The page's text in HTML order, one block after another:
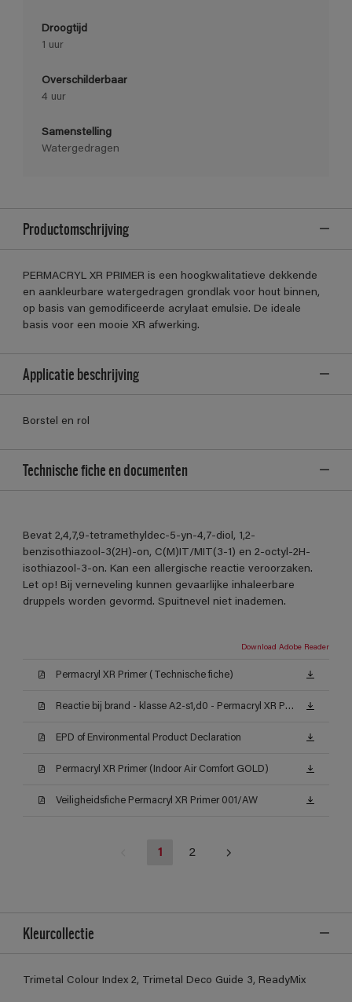
Droogtijd
1 uur
Overschilderbaar
4 uur
Samenstelling
Watergedragen
Productomschrijving
PERMACRYL XR PRIMER is een hoogkwalitatieve dekkende
en aankleurbare watergedragen grondlak voor hout binnen,
op basis van gemodificeerde acrylaat emulsie. De ideale
basis voor een mooie XR afwerking.
Applicatie beschrijving
Borstel en rol
Technische fiche en documenten
Bevat 2,4,7,9-tetramethyldec-5-yn-4,7-diol, 1,2-
benzisothiazool-3(2H)-on, C(M)IT/MIT(3-1) en 2-octyl-2H-
isothiazool-3-on. Kan een allergische reactie veroorzaken.
Let op! Bij verneveling kunnen gevaarlijke inhaleerbare
druppels worden gevormd. Spuitnevel niet inademen.
Download Adobe Reader
Permacryl XR Primer (Technische fiche)
Reactie bij brand - klasse A2-s1,d0 - Permacryl XR Primer
EPD of Environmental Product Declaration
Permacryl XR Primer (Indoor Air Comfort GOLD)
Veiligheidsfiche Permacryl XR Primer 001/AW
1 2
Kleurcollectie
Trimetal Colour Index 2, Trimetal Deco Guide 3, ReadyMix